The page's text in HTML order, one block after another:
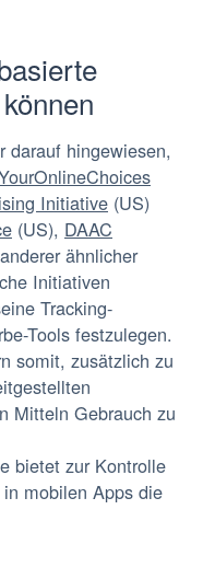
darauf hingewiesen,
Initiative (US)
(US), DAAC
ähnlicher
Initiativen
Tracking-
Tools festzulegen.
somit, zusätzlich zu
Mitteln Gebrauch zu
bietet zur Kontrolle
mobilen Apps die